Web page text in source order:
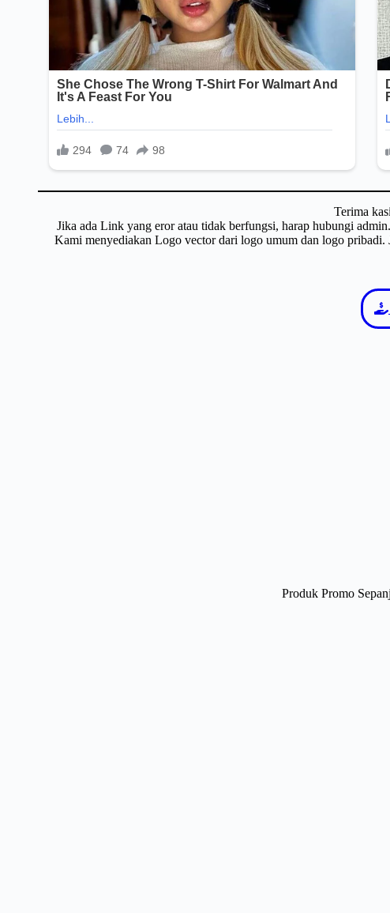
Terima
Jika ada Link yang eror atau tidak berfungsi, harap hubungi
Kami menyediakan Logo vector dari logo umum dan logo
Produk Promo